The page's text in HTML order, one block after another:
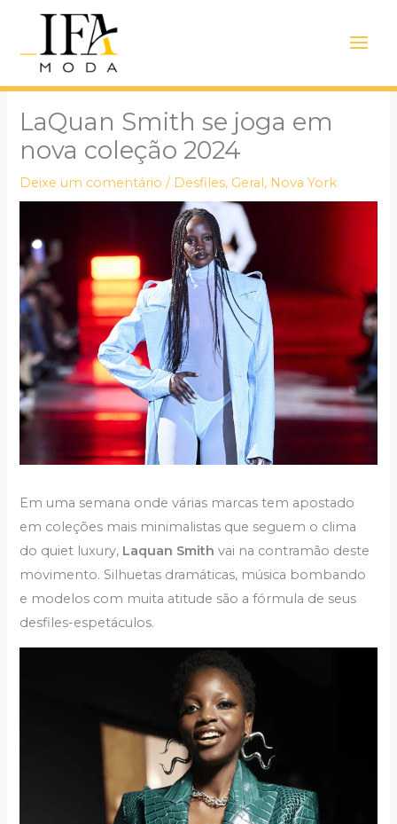
conteúdo
Menu
LaQuan Smith se joga em
nova coleção 2024
Deixe um comentário / Desfiles, Geral, Nova York
Em uma semana onde várias marcas tem apostado
em coleções mais minimalistas que seguem o clima
do quiet luxury, Laquan Smithvai na contramão deste
movimento. Silhuetas dramáticas, música bombando
e modelos com muita atitude são a fórmula de seus
desfiles-espetáculos.